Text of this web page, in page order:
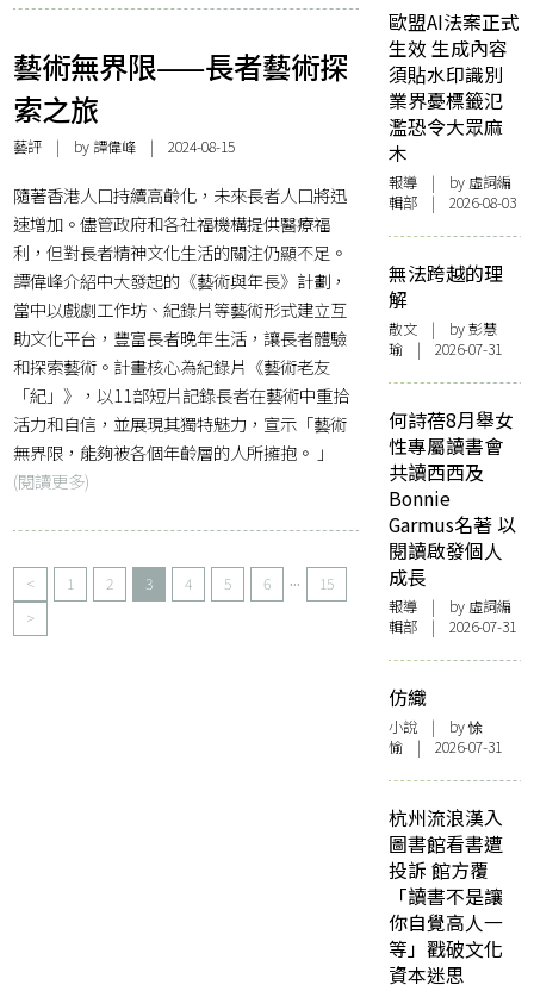
藝術無界限——長者藝術探
索之旅
藝評 | by 譚偉峰 | 2024-08-15
隨著香港人口持續高齡化，未來長者人口將迅
速增加。儘管政府和各社福機構提供醫療福
利，但對長者精神文化生活的關注仍顯不足。
譚偉峰介紹中大發起的《藝術與年長》計劃，
當中以戲劇工作坊、紀錄片等藝術形式建立互
助文化平台，豐富長者晚年生活，讓長者體驗
和探索藝術。計畫核心為紀錄片《藝術老友
「紀」》，以11部短片記錄長者在藝術中重拾
活力和自信，並展現其獨特魅力，宣示「藝術
無界限，能夠被各個年齡層的人所擁抱。 」
(閱讀更多)
< 1 2 3 4 5 6 ...
15
>
歐盟AI法案正式
生效 生成內容
須貼水印識別
業界憂標籤氾
濫恐令大眾麻
木
報導 | by 虛詞編
輯部 | 2026-08-03
無法跨越的理
解
散文 | by 彭慧
瑜 | 2026-07-31
何詩蓓8月舉女
性專屬讀書會
共讀西西及
Bonnie
Garmus名著 以
閱讀啟發個人
成長
報導 | by 虛詞編
輯部 | 2026-07-31
仿織
小說 | by 悇
愉 | 2026-07-31
杭州流浪漢入
圖書館看書遭
投訴 館方覆
「讀書不是讓
你自覺高人一
等」戳破文化
資本迷思